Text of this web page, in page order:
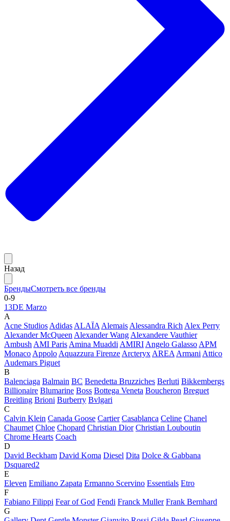
Назад
БрендыСмотреть все бренды
0-9
13DE Marzo
A
Acne StudiosAdidasALAÏAAlemaisAlessandra RichAlex Perry
Alexander McQueenAlexander WangAlexandere Vauthier
AmbushAMI ParisAmina MuaddiAMIRIAngelo GalassoAPM
MonacoAppoloAquazzura FirenzeArcteryxAREAArmaniAttico
Audemars Piguet
B
Balenciaga Balmain BC Benedetta Bruzziches Berluti Bikkembergs
Billionaire Blumarine Boss Bottega Veneta Boucheron Breguet
Breitling Brioni Burberry Bvlgari
C
Calvin Klein Canada Goose Cartier Casablanca Celine Chanel
Chaumet Chloe Chopard Christian Dior Christian Louboutin
Chrome Hearts Coach
D
David Beckham David Koma Diesel Dita Dolce & Gabbana
Dsquared2
E
Eleven Emiliano Zapata Ermanno Scervino Essentials Etro
F
Fabiano Filippi Fear of God Fendi Franck Muller Frank Bernhard
G